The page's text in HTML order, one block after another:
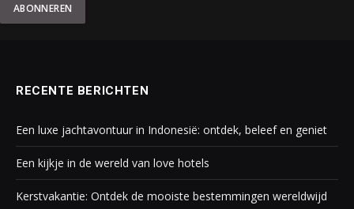
RECENTE BERICHTEN
Een luxe jachtavontuur in Indonesië: ontdek, beleef en geniet
Een kijkje in de wereld van love hotels
Kerstvakantie: Ontdek de mooiste bestemmingen wereldwijd